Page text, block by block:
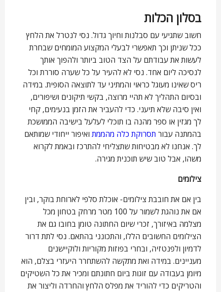
בסלון הכלות
חשוב שתגיעי עם סבלנות וחיוך גדול. נסי לנטרל את הלחץ
ככל שניתן וכך תאפשרי לבעלי המקצוע המומחים שבחרת
לעשות את עבודתם על הצד הטוב ביותר ולהפוך אותך
לנסיכה ליום אחד. נסי לא להעיר על כל שערה סוררת וכל
ריס שאינו מעוגל כראוי והמתיני עד לתוצאה הסופית. במידה
ובסיום התהליך לא תהיי מרוצה, בקשי תיקונים ושיפורים,
ואין סיבה שלא תיעני. כדי להעביר את הזמן בנעימים, קחי
לך מגזין או ספר מהנה בו תוכלי לעלעל בישיבה הממושכת
בהמתנה עבור תסרוקת כלה מהממת ואיפור ייחודי שמותאם
לך. אנחנו לא מבטיחות שתצליחי להתרכז ובאמת לקרוא
משהו, אבל טוב שיש תוכנית מגירה.
צילומים
בין אם את חובבת צילומים- אוכלת סלפי לארוחת בוקר, ובין
אם את נוהגת לשמור על 100 מטר מרחק בטחון מכל
מצלמה באיזורך, זכרי שיום החתונה טומן בחובו גם את
הצילומים החשובים הללו, והתכונני בהתאם. נסי לתת דרור
לדמיון ולפנטזיה, ובחרי בפוזות מקוריות ולוקיישנים
מעניינים. במידה ואת מתקשה להשתחרר היעזרי בצלם, הוא
מיומן בעבודה עם זוגות ביום חתונתם ומכיר את כל השטיקים
והטריקים כדי להוריד את מפלס הלחץ והחרדה וליצור את